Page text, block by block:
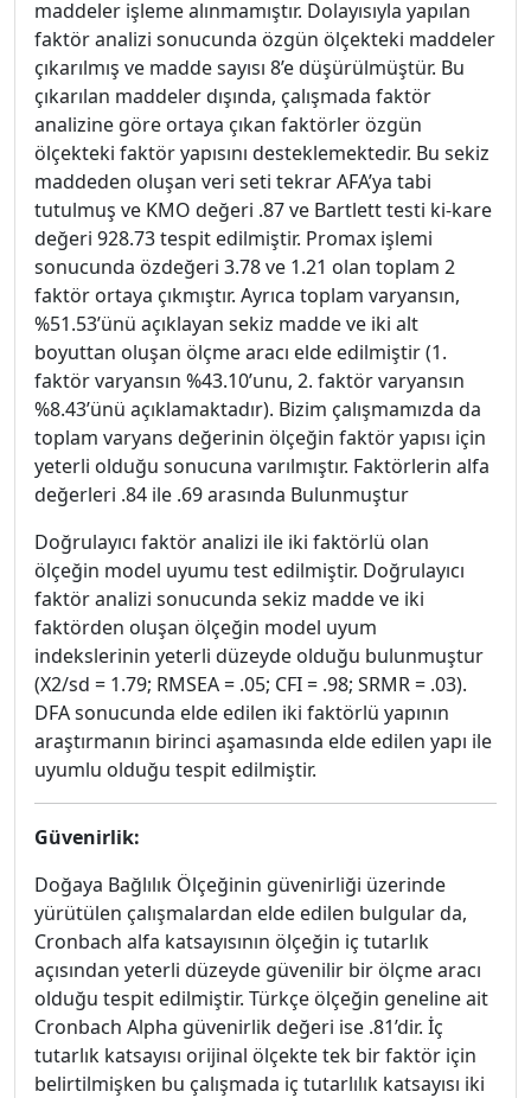
maddeler işleme alınmamıştır. Dolayısıyla yapılan
faktör analizi sonucunda özgün ölçekteki maddeler
çıkarılmış ve madde sayısı 8’e düşürülmüştür. Bu
çıkarılan maddeler dışında, çalışmada faktör
analizine göre ortaya çıkan faktörler özgün
ölçekteki faktör yapısını desteklemektedir. Bu sekiz
maddeden oluşan veri seti tekrar AFA’ya tabi
tutulmuş ve KMO değeri .87 ve Bartlett testi ki-kare
değeri 928.73 tespit edilmiştir. Promax işlemi
sonucunda özdeğeri 3.78 ve 1.21 olan toplam 2
faktör ortaya çıkmıştır. Ayrıca toplam varyansın,
%51.53’ünü açıklayan sekiz madde ve iki alt
boyuttan oluşan ölçme aracı elde edilmiştir (1.
faktör varyansın %43.10’unu, 2. faktör varyansın
%8.43’ünü açıklamaktadır). Bizim çalışmamızda da
toplam varyans değerinin ölçeğin faktör yapısı için
yeterli olduğu sonucuna varılmıştır. Faktörlerin alfa
değerleri .84 ile .69 arasında Bulunmuştur
Doğrulayıcı faktör analizi ile iki faktörlü olan
ölçeğin model uyumu test edilmiştir. Doğrulayıcı
faktör analizi sonucunda sekiz madde ve iki
faktörden oluşan ölçeğin model uyum
indekslerinin yeterli düzeyde olduğu bulunmuştur
(X2/sd = 1.79; RMSEA = .05; CFI = .98; SRMR = .03).
DFA sonucunda elde edilen iki faktörlü yapının
araştırmanın birinci aşamasında elde edilen yapı ile
uyumlu olduğu tespit edilmiştir.
Güvenirlik:
Doğaya Bağlılık Ölçeğinin güvenirliği üzerinde
yürütülen çalışmalardan elde edilen bulgular da,
Cronbach alfa katsayısının ölçeğin iç tutarlık
açısından yeterli düzeyde güvenilir bir ölçme aracı
olduğu tespit edilmiştir. Türkçe ölçeğin geneline ait
Cronbach Alpha güvenirlik değeri ise .81’dir. İç
tutarlık katsayısı orijinal ölçekte tek bir faktör için
belirtilmişken bu çalışmada iç tutarlılık katsayısı iki